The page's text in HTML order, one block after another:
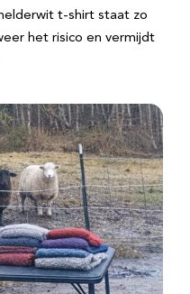
t-shirt staat zo
het risico en vermijdt